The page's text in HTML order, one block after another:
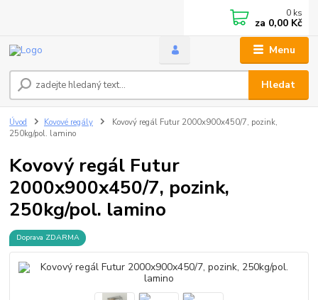
Menu
Hledat
0 ks
za 0,00 Kč
Úvod Kovové regály
Kovový regál Futur 2000x900x450/7, pozink,
250kg/pol. lamino
Kovový regál Futur
2000x900x450/7, pozink,
250kg/pol. lamino
Doprava ZDARMA